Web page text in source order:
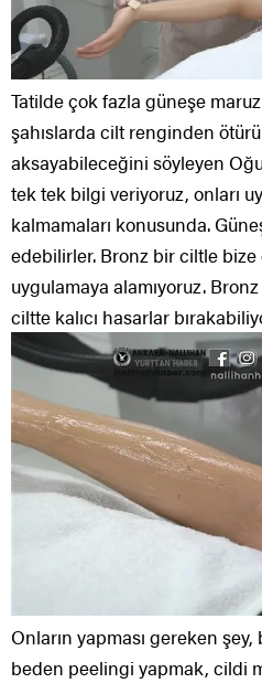
Tatilde çok fazla güneşe
şahıslarda cilt renginden
aksayabileceğini söyleyen
tek tek bilgi veriyoruz, onları
kalmamaları konusunda.
edebilirler. Bronz bir ciltle
uygulamaya alamıyoruz.
ciltte kalıcı hasarlar
Onların yapması gereken
beden peelingi yapmak, cildi